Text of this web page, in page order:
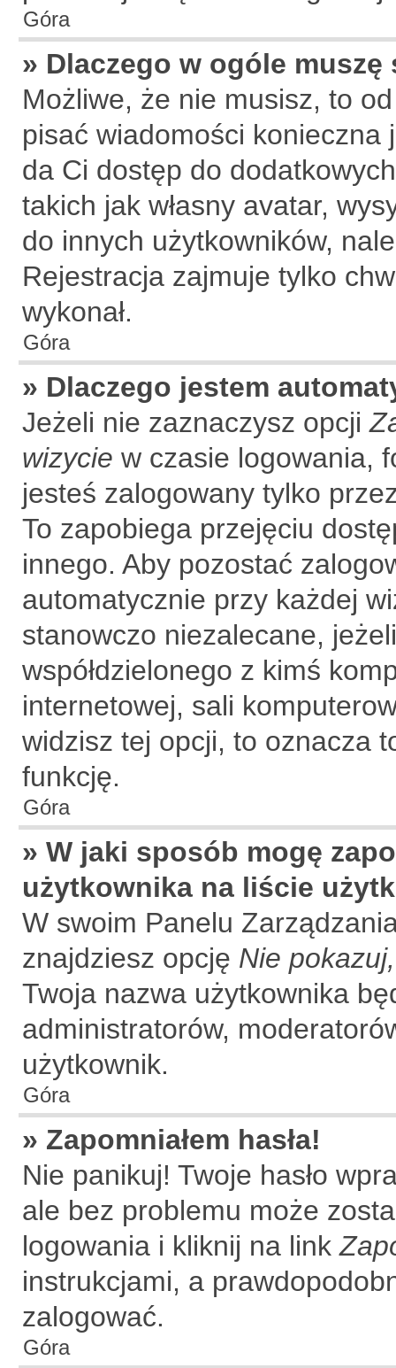
Góra
» Dlaczego w ogóle
Możliwe, że nie musisz, to
pisać wiadomości
da Ci dostęp do
takich jak własny avatar,
do innych użytkowników,
Rejestracja zajmuje tylko
wykonał.
Góra
» Dlaczego jestem
Jeżeli nie zaznaczysz opcji
wizycie w czasie logowania,
jesteś zalogowany tylko
To zapobiega przejęciu
innego. Aby pozostać
automatycznie przy każdej
stanowczo niezalecane,
współdzielonego z kimś
internetowej, sali
widzisz tej opcji, to oznacza
funkcję.
Góra
» W jaki sposób mogę
użytkownika na liście
W swoim Panelu
znajdziesz opcję Nie
Twoja nazwa użytkownika
administratorów,
użytkownik.
Góra
» Zapomniałem hasła!
Nie panikuj! Twoje hasło
ale bez problemu może
logowania i kliknij na link
instrukcjami, a
zalogować.
Góra